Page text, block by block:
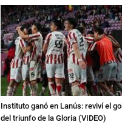
Instituto ganó en Lanús: reviví el gol
del triunfo de la Gloria (VIDEO)